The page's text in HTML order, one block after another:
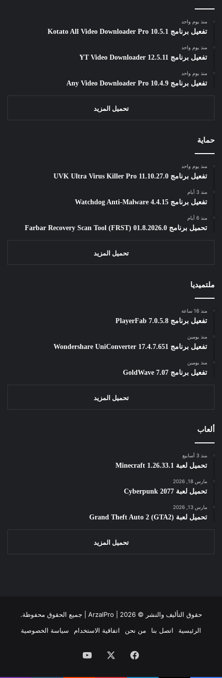
منذ يوم واحد
تفعيل برنامج Kotato All Video Downloader Pro 10.5.1
منذ يوم واحد
تفعيل برنامج YT Video Downloader 12.5.11
منذ يوم واحد
تفعيل برنامج Any Video Downloader Pro 10.4.9
تحميل المزيد
حماية
منذ يوم واحد
تفعيل برنامج UVK Ultra Virus Killer Pro 11.10.27.0
منذ 3 أيام
تفعيل برنامج Watchdog Anti-Malware 4.4.15
منذ 6 أيام
تحميل برنامج Farbar Recovery Scan Tool (FRST) 01.8.2026.0
تحميل المزيد
ملتميديا
منذ 16 ساعة
تفعيل برنامج PlayerFab 7.0.5.8
منذ يومين
تفعيل برنامج Wondershare UniConverter 17.4.7.651
منذ يومين
تفعيل برنامج GoldWave 7.07
تحميل المزيد
ألعاب
منذ 3 أسابيع
تحميل لعبة Minecraft 1.26.33.1
مارس 18, 2026
تحميل لعبة Cyberpunk 2077
مارس 13, 2026
تحميل لعبة Grand Theft Auto 2 (GTA2)
تحميل المزيد
حقوق التأليف والنشر © ArzalPro | 2026 | جميع الحقوق محفوظة.
الرئيسية
اتصل بنا من نحن اتفاقية الاستخدام سياسة الخصوصية
فيسبوك ‫YouTube